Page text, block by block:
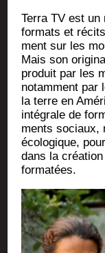
Ter­ra TV est un
for­mats et
ment sur les
Mais son
pro­duit par les
notam­ment par
la terre en
inté­grale de
ments sociaux,
éco­lo­gique,
dans la
formatées.